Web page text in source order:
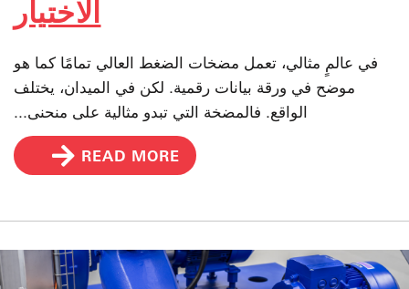
الاختيار
في عالمٍ مثالي، تعمل مضخات الضغط العالي تمامًا كما هو
موضح في ورقة بيانات رقمية. لكن في الميدان، يختلف
الواقع. فالمضخة التي تبدو مثالية على منحنى...
READ MORE